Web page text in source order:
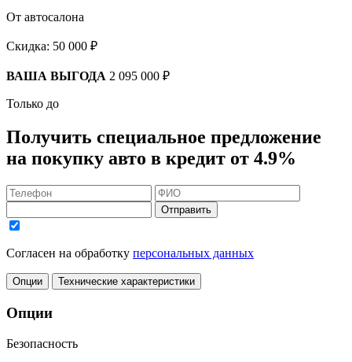
От автосалона
Скидка: 50 000 ₽
ВАША ВЫГОДА 2 095 000 ₽
Только до
Получить специальное предложение
на покупку авто в кредит от 4.9%
Отправить
Согласен на обработку персональных данных
Опции Технические характеристики
Опции
Безопасность